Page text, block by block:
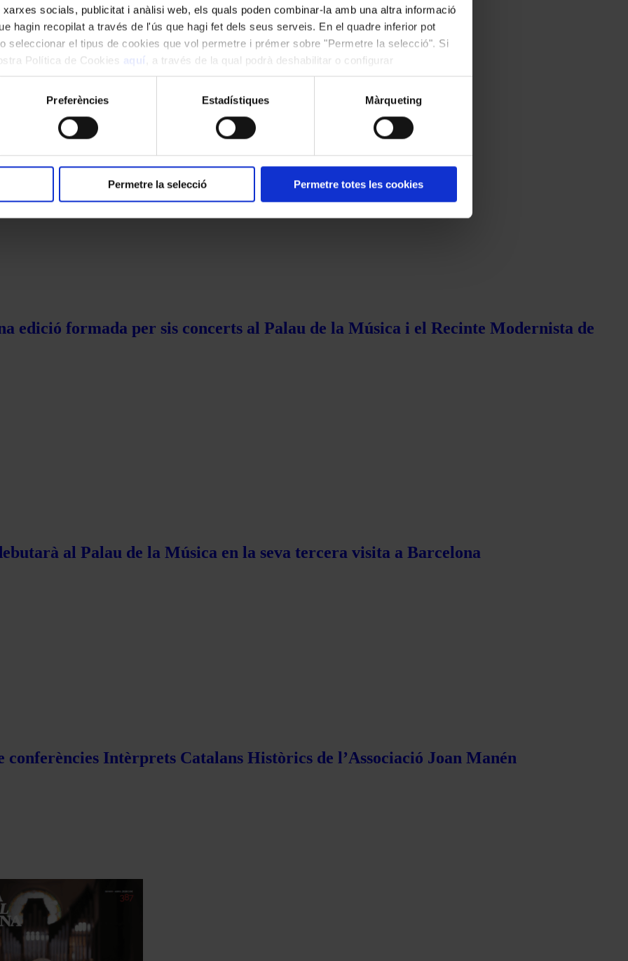
socials, publicitat i anàlisi web, els quals poden combinar-la amb una altra informació
hagin recopilat a través de l'ús que hagi fet dels seus serveis. En el quadre inferior pot
seleccionar el tipus de cookies que vol permetre i prémer sobre "Permetre la selecció". Si
Política de Cookies aquí
, a través de la qual podrà deshabilitar o configurar
Preferències Estadístiques Màrqueting
Permetre la selecció Permetre totes les cookies
edició formada per sis concerts al Palau de la Música i el Recinte Modernista de
al Palau de la Música en la seva tercera visita a Barcelona
conferències Intèrprets Catalans Històrics de l’Associació Joan Manén